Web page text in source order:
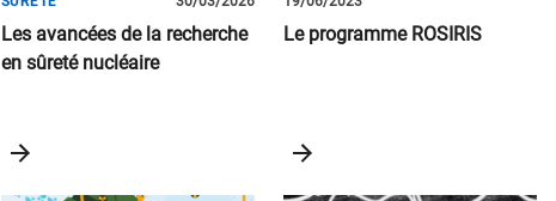
Les avancées de la recherche
en sûreté nucléaire
Le programme ROSIRIS